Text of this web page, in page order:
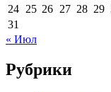
24 25 26 27 28 29
31
« Июл
Рубрики